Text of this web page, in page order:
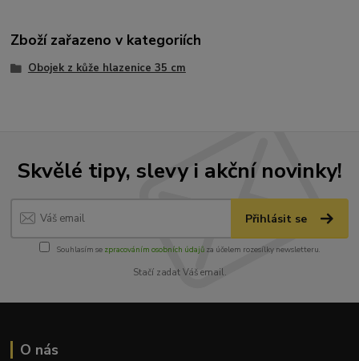
Zboží zařazeno v kategoriích
Obojek z kůže hlazenice 35 cm
Skvělé tipy, slevy i akční novinky!
Přihlásit se
Souhlasím se zpracováním osobních údajůza účelem rozesílky newsletteru.
Stačí zadat Váš email.
O nás